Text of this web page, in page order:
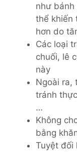
như bánh
thể khiến
hơn do
Các loại
chuối, lê
này
Ngoài ra,
tránh
…
Không
bằng
Tuyệt đối